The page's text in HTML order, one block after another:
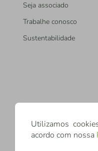
Seja associado
Trabalhe conosco
Sustentabilidade
Utilizamos
acordo com nossa